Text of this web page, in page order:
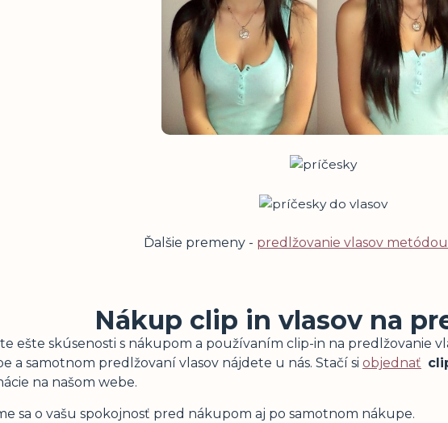
Ďalšie premeny - predlžovanie vlasov
Nákup clip in vlasov na
ešte skúsenosti s nákupom a používaním clip-in na predlžovanie
a samotnom predlžovaní vlasov nájdete u nás. Stačí si objednať
na našom webe.
sa o vašu spokojnosť pred nákupom aj po samotnom nákupe.